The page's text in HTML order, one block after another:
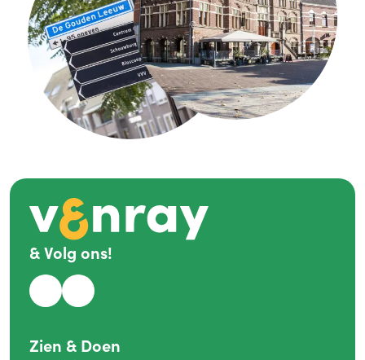
&Volg ons!
Zien & Doen